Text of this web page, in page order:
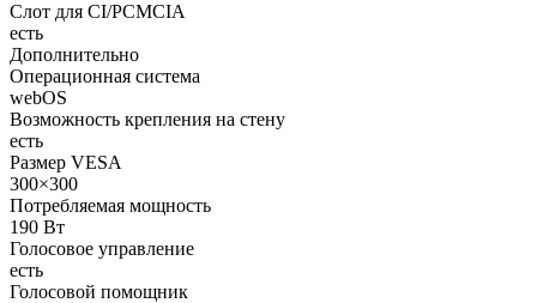
Слот для CI/PCMCIA
есть
Дополнительно
Операционная система
webOS
Возможность крепления на стену
есть
Размер VESA
300×300
Потребляемая мощность
190 Вт
Голосовое управление
есть
Голосовой помощник